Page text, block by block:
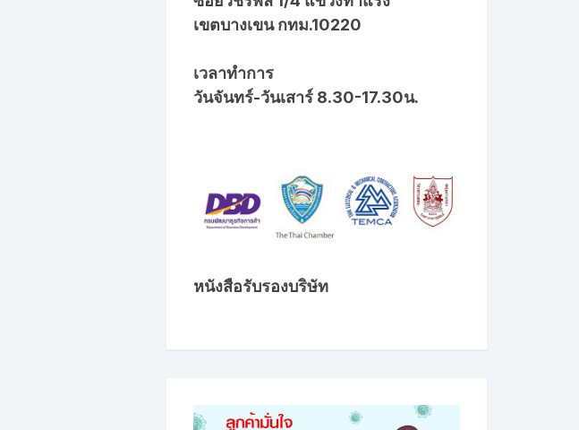
เขตบางเขน กทม.10220
เวลาทำการ
วันจันทร์-วันเสาร์ 8.30-17.30น.
หนังสือรับรองบริษัท